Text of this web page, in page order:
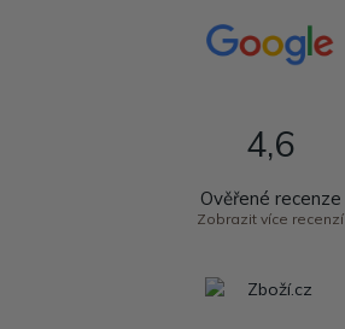
4,6
Ověřené recenze
Zobrazit více recenzí